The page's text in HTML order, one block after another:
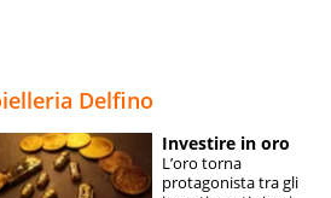
SPECIALI
Delfino
Investire in oro
L’oro torna
protagonista tra gli